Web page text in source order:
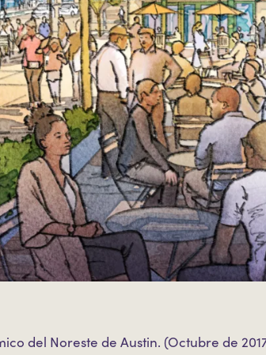
del Noreste de Austin. (Octubre de